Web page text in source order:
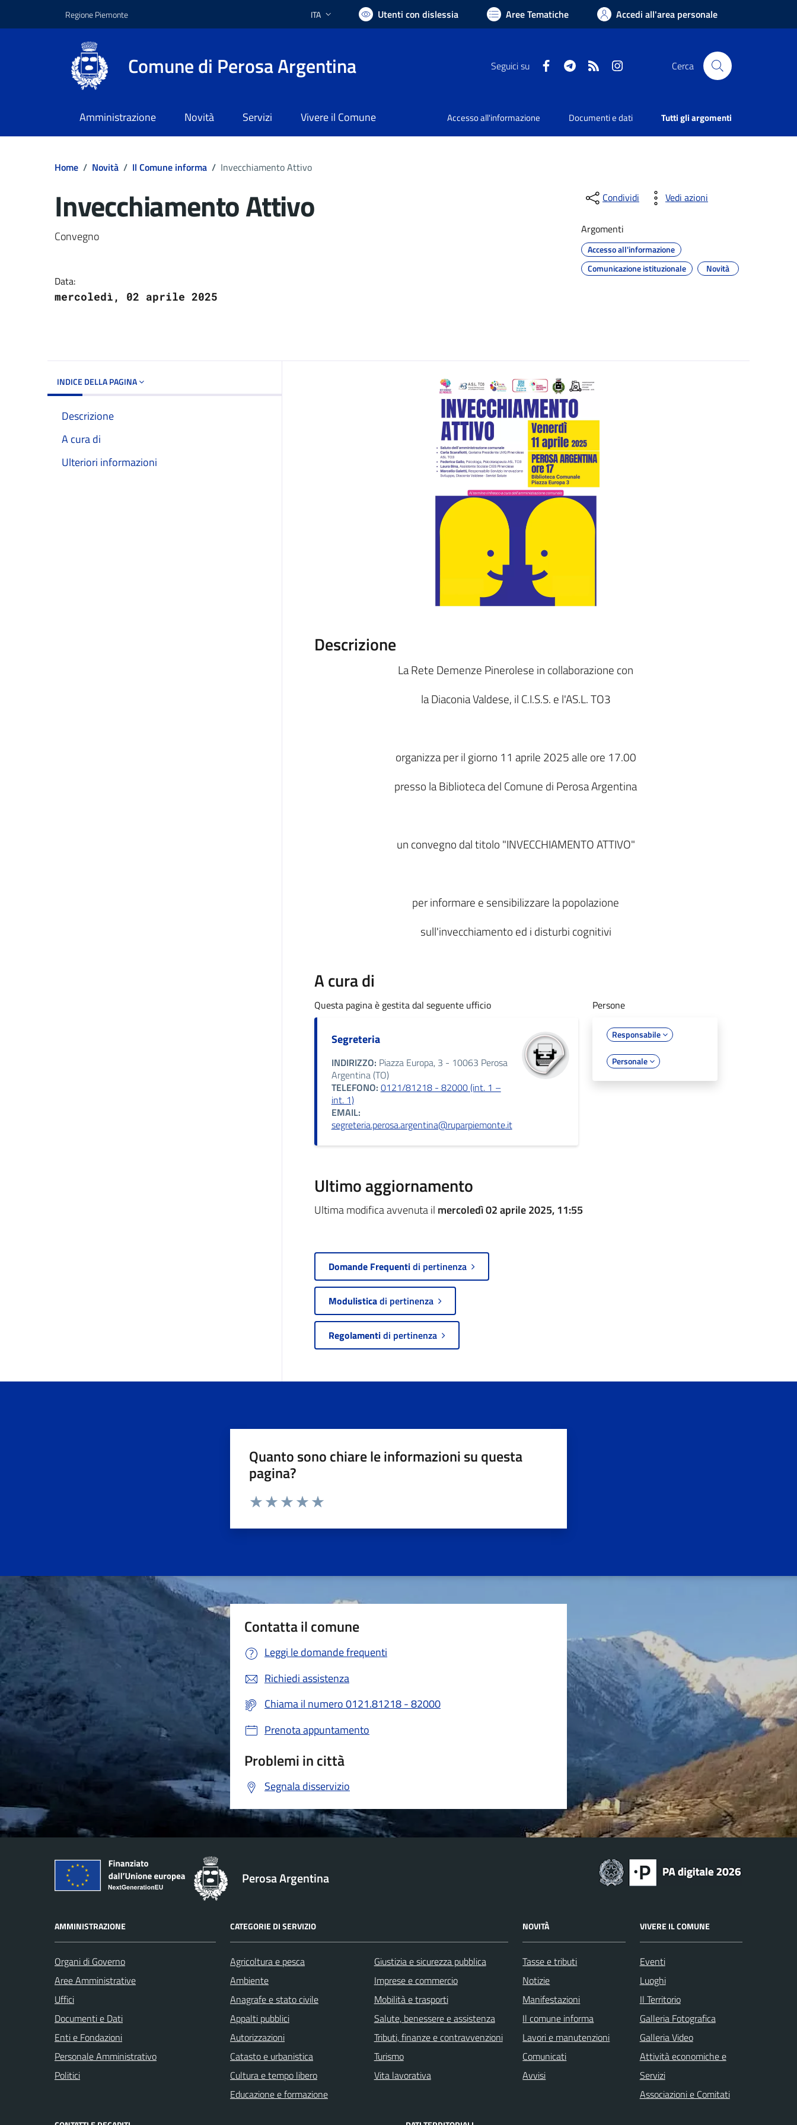
Regione Piemonte Lingua attiva:
ITA Utenti con dislessia Aree Tematiche Accedi all'area personale
Comune di Perosa Argentina Seguici su FacebookTelegramRSS Cerca
Amministrazione Novità Servizi Vivere il Comune Accesso all'informazione Documenti e dati Tutti gli argomenti
Home / Novità / Il Comune informa / Invecchiamento Attivo
Invecchiamento Attivo
Dettagli del documento
Convegno
Data:
mercoledì, 02 aprile 2025
Condividi Vedi azioni
Argomenti
Accesso all'informazione
Comunicazione istituzionale
Novità
INDICE DELLA PAGINA
Descrizione
A cura di
Ulteriori informazioni
Descrizione
La Rete Demenze Pinerolese in collaborazione con
la Diaconia Valdese, il C.I.S.S. e l'AS.L. TO3
organizza per il giorno 11 aprile 2025 alle ore 17.00
presso la Biblioteca del Comune di Perosa Argentina
un convegno dal titolo "INVECCHIAMENTO ATTIVO"
per informare e sensibilizzare la popolazione
sull'invecchiamento ed i disturbi cognitivi
A cura di
Questa pagina è gestita dal seguente ufficio
Segreteria
INDIRIZZO: Piazza Europa, 3 - 10063 Perosa
Argentina (TO)
TELEFONO: 0121/81218 - 82000 (int. 1 –
int. 1)
EMAIL:
segreteria.perosa.argentina@ruparpiemonte.it
Persone
Responsabile
Personale
Ultimo aggiornamento
Ultima modifica avvenuta il mercoledì 02 aprile 2025, 11:55
Domande Frequentidi pertinenza
Modulisticadi pertinenza
Regolamentidi pertinenza
Quanto sono chiare le informazioni su questa
pagina?
Valuta da 1 a 5 stelle la pagina
Contatta il comune
Leggi le domande frequenti
Richiedi assistenza
Chiama il numero 0121.81218 - 82000
Prenota appuntamento
Problemi in città
Segnala disservizio
Perosa Argentina
AMMINISTRAZIONE
Organi di Governo
Aree Amministrative
Uffici
Documenti e Dati
Enti e Fondazioni
Personale Amministrativo
Politici
CATEGORIE DI SERVIZIO
Agricoltura e pesca
Ambiente
Anagrafe e stato civile
Appalti pubblici
Autorizzazioni
Catasto e urbanistica
Cultura e tempo libero
Educazione e formazione
Giustizia e sicurezza pubblica
Imprese e commercio
Mobilità e trasporti
Salute, benessere e assistenza
Tributi, finanze e contravvenzioni
Turismo
Vita lavorativa
NOVITÀ
Tasse e tributi
Notizie
Manifestazioni
Il comune informa
Lavori e manutenzioni
Comunicati
Avvisi
VIVERE IL COMUNE
Eventi
Luoghi
Il Territorio
Galleria Fotografica
Galleria Video
Attività economiche e
Servizi
Associazioni e Comitati